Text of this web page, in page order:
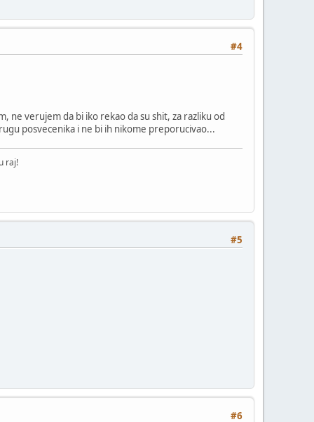
#4
ne verujem da bi iko rekao da su shit, za razliku od
posvecenika i ne bi ih nikome preporucivao...
raj!
#5
#6